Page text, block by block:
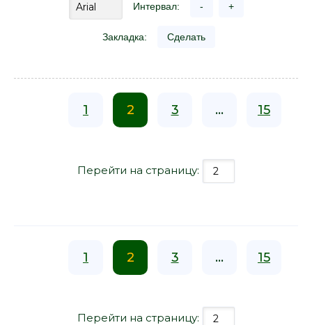
Интервал: - +
Закладка: Сделать
1 2 3 ... 15
Перейти на страницу:
1 2 3 ... 15
Перейти на страницу: